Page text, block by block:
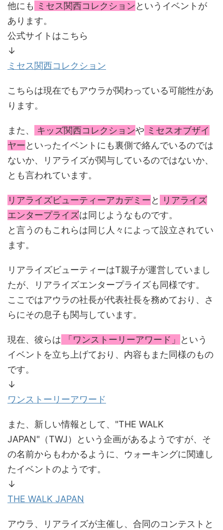
他にも ミセス関西コレクションというイベントが
あります。
公式サイトはこちら
↓
ミセス関西コレクション
こちらは現在でもアウラが関わっている可能性があ
ります。
また、 キッズ関西コレクションや ミセスオブザイ
ヤーといったイベントにも裏側で絡んでいるのでは
ないか、リアライズが関与しているのではないか、
とも言われています。
リアライズビューティーアカデミーと
リアライズ
エンタープライズは同じようなものです。
と言うのもこれらは同じ人々によって設立されてい
ます。
リアライズビューティーはT親子が運営していまし
たが、リアライズエンタープライズも同様です。
ここではアウラの社長が代表社長を務めており、さ
らにその息子も関与しています。
現在、彼らは 「ワンストーリーアワード」
という
イベントを立ち上げており、内容もまた同様のもの
です。
↓
ワンストーリーアワード
また、新しい情報として、"THE WALK
JAPAN"（TWJ）という企画があるようですが、そ
の名前からもわかるように、ウォーキングに関連し
たイベントのようです。
↓
THE WALK JAPAN
アウラ、リアライズが主催し、合同のコンテストと